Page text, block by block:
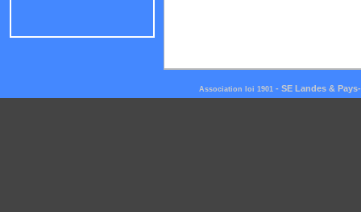
Association loi 1901 - SE Landes &